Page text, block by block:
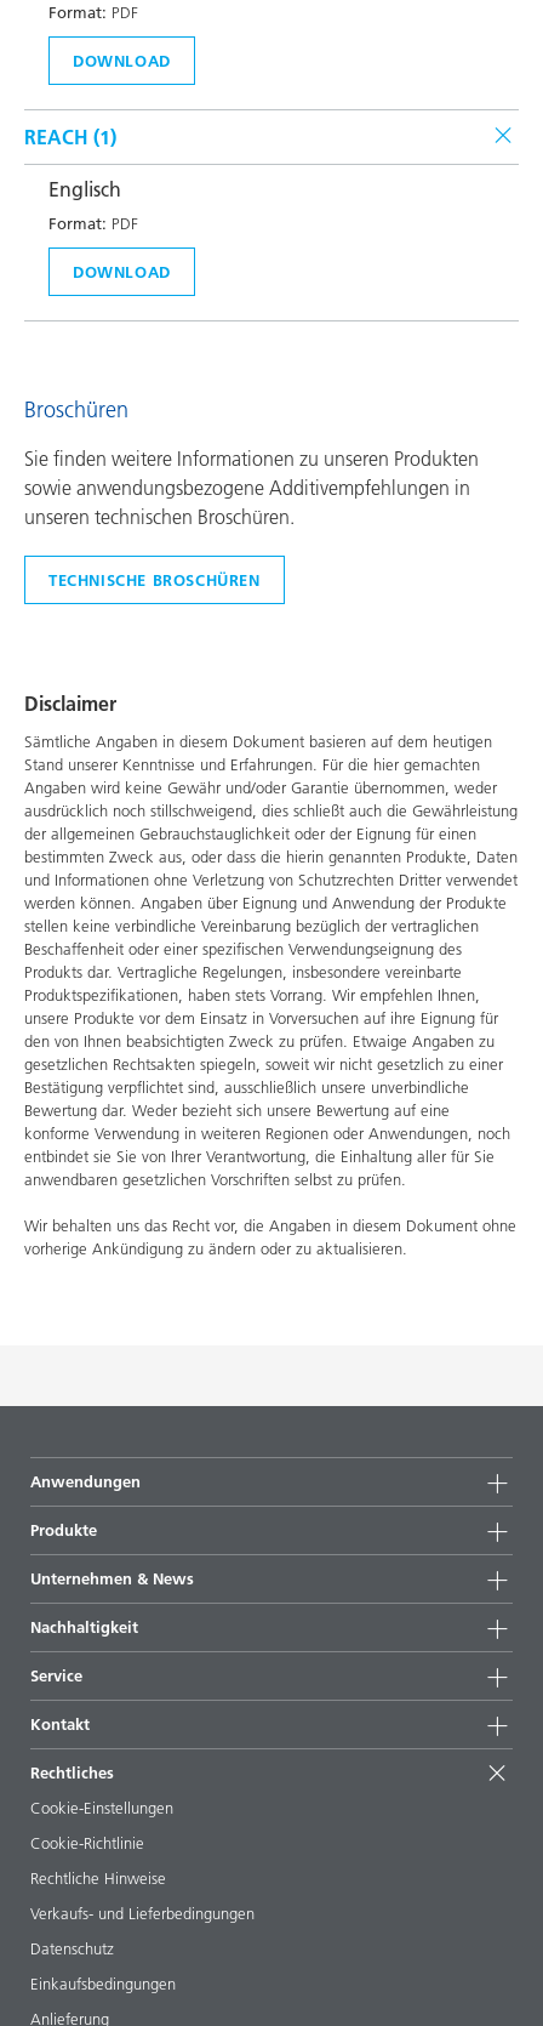
Format: PDF
DOWNLOAD
REACH (1)
Englisch
Format: PDF
DOWNLOAD
Broschüren
Sie finden weitere Informationen zu unseren Produkten
sowie anwendungsbezogene Additivempfehlungen in
unseren technischen Broschüren.
TECHNISCHE BROSCHÜREN
Disclaimer
Sämtliche Angaben in diesem Dokument basieren auf dem heutigen
Stand unserer Kenntnisse und Erfahrungen. Für die hier gemachten
Angaben wird keine Gewähr und/oder Garantie übernommen, weder
ausdrücklich noch stillschweigend, dies schließt auch die Gewährleistung
der allgemeinen Gebrauchstauglichkeit oder der Eignung für einen
bestimmten Zweck aus, oder dass die hierin genannten Produkte, Daten
und Informationen ohne Verletzung von Schutzrechten Dritter verwendet
werden können. Angaben über Eignung und Anwendung der Produkte
stellen keine verbindliche Vereinbarung bezüglich der vertraglichen
Beschaffenheit oder einer spezifischen Verwendungseignung des
Produkts dar. Vertragliche Regelungen, insbesondere vereinbarte
Produktspezifikationen, haben stets Vorrang. Wir empfehlen Ihnen,
unsere Produkte vor dem Einsatz in Vorversuchen auf ihre Eignung für
den von Ihnen beabsichtigten Zweck zu prüfen. Etwaige Angaben zu
gesetzlichen Rechtsakten spiegeln, soweit wir nicht gesetzlich zu einer
Bestätigung verpflichtet sind, ausschließlich unsere unverbindliche
Bewertung dar. Weder bezieht sich unsere Bewertung auf eine
konforme Verwendung in weiteren Regionen oder Anwendungen, noch
entbindet sie Sie von Ihrer Verantwortung, die Einhaltung aller für Sie
anwendbaren gesetzlichen Vorschriften selbst zu prüfen.
Wir behalten uns das Recht vor, die Angaben in diesem Dokument ohne
vorherige Ankündigung zu ändern oder zu aktualisieren.
Anwendungen
Produkte
Alle Produkte
Highlights
Unternehmen & News
News
Presse & Medien
Standorte & Distributoren
Messen & Events
Nachhaltigkeit
Nachhaltige Produkte
Success Stories
EcoVadis
Zertifikate
Service
Startformulierungen
Veröffentlichungen
ebooks
Regulatory Affairs
Additive Guide App
Videos
Downloads
Kontakt
Rechtliches
Cookie-Einstellungen
Cookie-Richtlinie
Rechtliche Hinweise
Verkaufs- und Lieferbedingungen
Datenschutz
Einkaufsbedingungen
Anlieferung